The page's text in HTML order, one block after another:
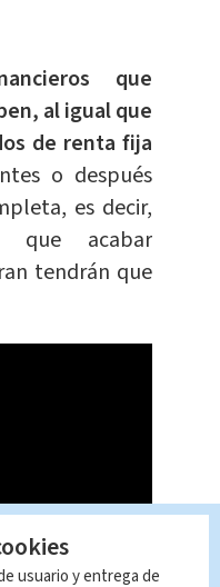
que
al igual que
de renta fija
o después
es decir,
que acabar
tendrán que
usuario y entrega de